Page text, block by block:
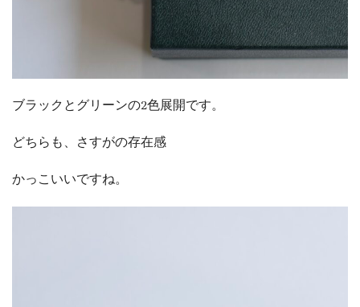
ブラックとグリーンの2色展開です。
どちらも、さすがの存在感
かっこいいですね。